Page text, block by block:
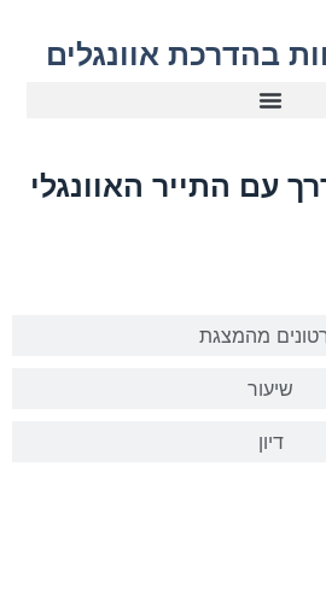
בהדרכת אוונגלים
עם התייר האוונגלי
מהמצגת
שיעור
דיון